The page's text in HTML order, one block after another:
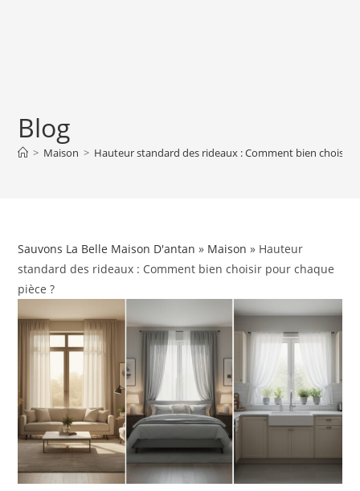
Blog
> Maison > Hauteur standard des rideaux : Comment bien choisir
Sauvons La Belle Maison D'antan » Maison » Hauteur
standard des rideaux : Comment bien choisir pour chaque
pièce ?